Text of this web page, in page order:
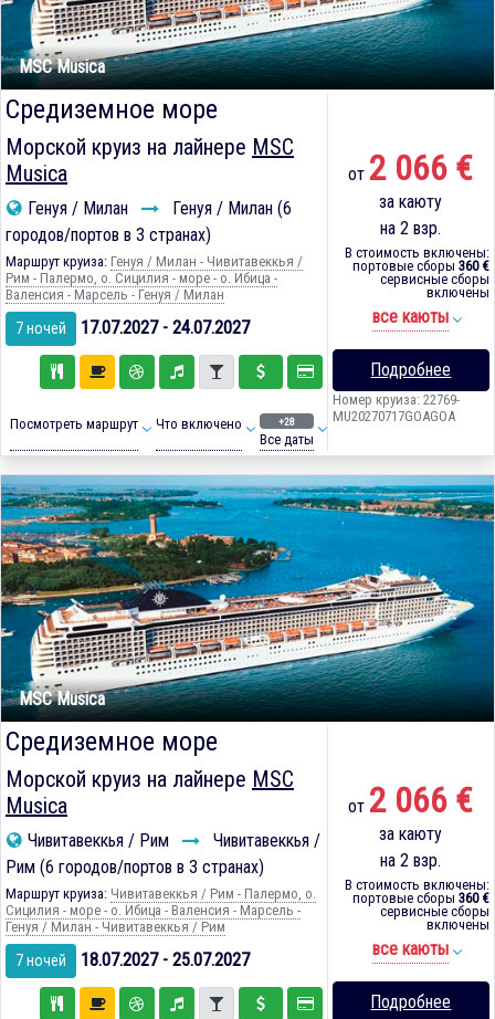
MSC Musica
Средиземное море
Морской круиз на лайнере MSC
Musica
Генуя / Милан
Генуя / Милан (6
городов/портов в 3 странах)
Маршрут круиза: Генуя / Милан - Чивитавеккья /
Рим - Палермо, о. Сицилия - море - о. Ибица -
Валенсия - Марсель - Генуя / Милан
7 ночей 17.07.2027 - 24.07.2027
Посмотреть маршрут Что включено +28
Все даты
от 2 066 €
за каюту
на 2 взр.
В стоимость включены:
портовые сборы 360 €
сервисные сборы
включены
все каюты
Подробнее
Номер круиза: 22769-
MU20270717GOAGOA
MSC Musica
Средиземное море
Морской круиз на лайнере MSC
Musica
Чивитавеккья / Рим
Чивитавеккья /
Рим (6 городов/портов в 3 странах)
Маршрут круиза: Чивитавеккья / Рим - Палермо, о.
Сицилия - море - о. Ибица - Валенсия - Марсель -
Генуя / Милан - Чивитавеккья / Рим
7 ночей 18.07.2027 - 25.07.2027
от 2 066 €
за каюту
на 2 взр.
В стоимость включены:
портовые сборы 360 €
сервисные сборы
включены
все каюты
Подробнее